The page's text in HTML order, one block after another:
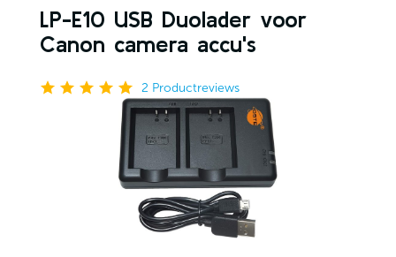
LP-E10 USB Duolader voor
Canon camera accu's
2 Productreviews